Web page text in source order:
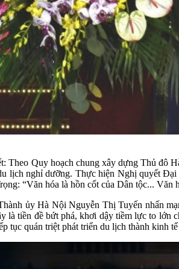
Theo Quy hoạch chung xây dựng Thủ đô
lịch nghỉ dưỡng. Thực hiện Nghị quyết
“Văn hóa là hồn cốt của Dân tộc... Văn
ủy Hà Nội Nguyễn Thị Tuyến nhấn
tiền đề bứt phá, khơi dậy tiềm lực to lớn
tục quán triệt phát triển du lịch thành kinh